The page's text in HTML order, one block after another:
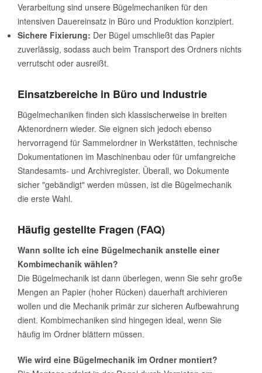
Verarbeitung sind unsere Bügelmechaniken für den
intensiven Dauereinsatz in Büro und Produktion konzipiert.
Sichere Fixierung: Der Bügel umschließt das Papier
zuverlässig, sodass auch beim Transport des Ordners nichts
verrutscht oder ausreißt.
Einsatzbereiche in Büro und Industrie
Bügelmechaniken finden sich klassischerweise in breiten
Aktenordnern wieder. Sie eignen sich jedoch ebenso
hervorragend für Sammelordner in Werkstätten, technische
Dokumentationen im Maschinenbau oder für umfangreiche
Standesamts- und Archivregister. Überall, wo Dokumente
sicher "gebändigt" werden müssen, ist die Bügelmechanik
die erste Wahl.
Häufig gestellte Fragen (FAQ)
Wann sollte ich eine Bügelmechanik anstelle einer
Kombimechanik wählen?
Die Bügelmechanik ist dann überlegen, wenn Sie sehr große
Mengen an Papier (hoher Rücken) dauerhaft archivieren
wollen und die Mechanik primär zur sicheren Aufbewahrung
dient. Kombimechaniken sind hingegen ideal, wenn Sie
häufig im Ordner blättern müssen.
Wie wird eine Bügelmechanik im Ordner montiert?